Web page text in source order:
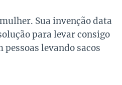
Sua invenção data
para levar consigo
levando sacos